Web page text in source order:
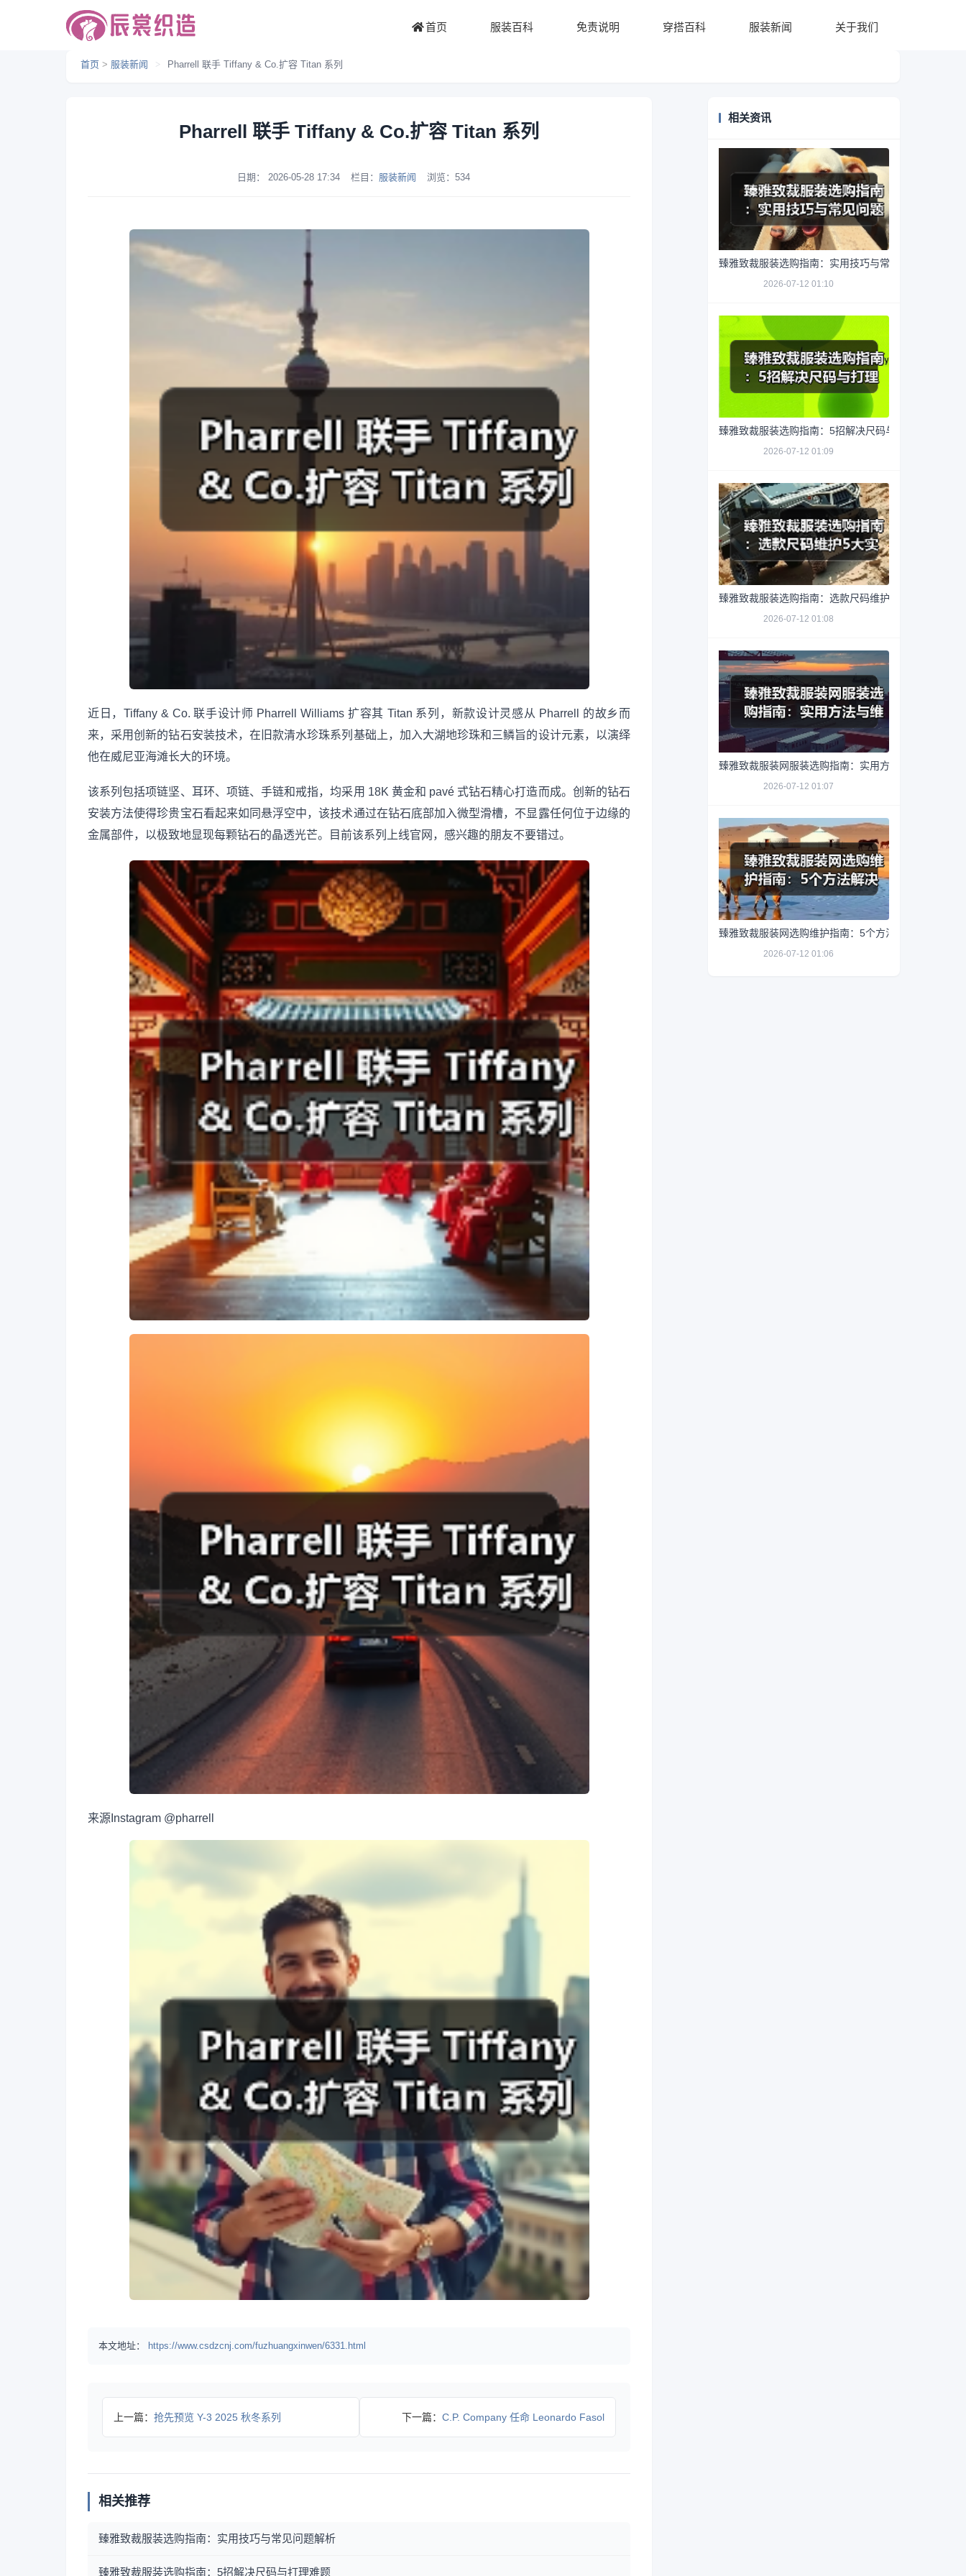
首页 服装百科 免责说明 穿搭百科 服装新闻 关于我们
首页 > 服装新闻 > Pharrell 联手 Tiffany & Co.扩容 Titan 系列
Pharrell 联手 Tiffany & Co.扩容 Titan 系列
日期： 2026-05-28 17:34 栏目： 服装新闻 浏览： 534
近日，Tiffany & Co. 联手设计师 Pharrell Williams 扩容其 Titan 系列，新款设计灵感从 Pharrell 的故乡而
来，采用创新的钻石安装技术，在旧款清水珍珠系列基础上，加入大湖地珍珠和三鳞旨的设计元素，以演绎
他在威尼亚海滩长大的环境。
该系列包括项链坚、耳环、项链、手链和戒指，均采用 18K 黄金和 pavé 式钻石精心打造而成。创新的钻石
安装方法使得珍贵宝石看起来如同悬浮空中，该技术通过在钻石底部加入微型滑槽，不显露任何位于边缘的
金属部件，以极致地显现每颗钻石的晶透光芒。目前该系列上线官网，感兴趣的朋友不要错过。
来源 Instagram @pharrell
本文地址： https://www.csdzcnj.com/fuzhuangxinwen/6331.html
上一篇： 抢先预览 Y-3 2025 秋冬系列 下一篇： C.P. Company 任命 Leonardo Fasol
相关推荐
臻雅致裁服装选购指南：实用技巧与常见问题解析
臻雅致裁服装选购指南：5招解决尺码与打理难题
相关资讯
臻雅致裁服装选购指南：实用技巧与常见问题解析
2026-07-12 01:10
臻雅致裁服装选购指南：5招解决尺码与打理难题
2026-07-12 01:09
臻雅致裁服装选购指南：选款尺码维护5大实用方法
2026-07-12 01:08
臻雅致裁服装网服装选购指南：实用方法与维护技巧
2026-07-12 01:07
臻雅致裁服装网选购维护指南：5个方法解决网购踩坑
2026-07-12 01:06